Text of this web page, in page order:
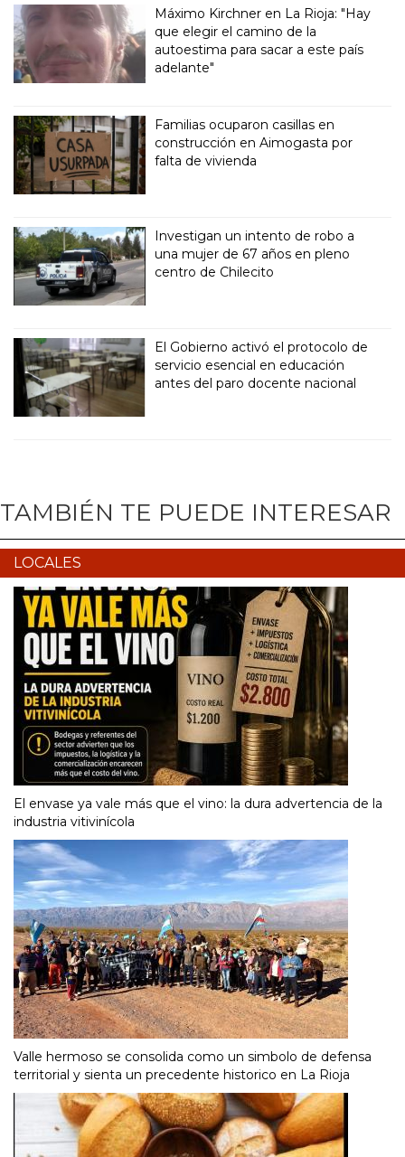
Máximo Kirchner en La Rioja: "Hay
que elegir el camino de la
autoestima para sacar a este país
adelante"
Familias ocuparon casillas en
construcción en Aimogasta por
falta de vivienda
Investigan un intento de robo a
una mujer de 67 años en pleno
centro de Chilecito
El Gobierno activó el protocolo de
servicio esencial en educación
antes del paro docente nacional
TAMBIÉN TE PUEDE INTERESAR
LOCALES
El envase ya vale más que el vino: la dura advertencia de la
industria vitivinícola
Valle hermoso se consolida como un simbolo de defensa
territorial y sienta un precedente historico en La Rioja